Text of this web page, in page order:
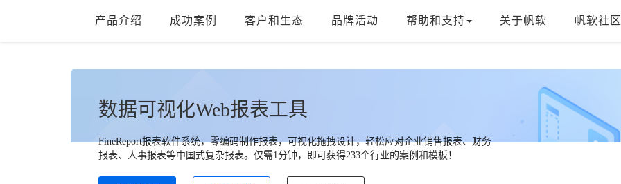
产品介绍 成功案例 客户和生态 品牌活动 帮助和支持 关于帆软 帆软社区
数据可视化Web报表工具
FineReport报表软件系统，零编码制作报表，可视化拖拽设计，轻松应对企业销售报表、财务
报表、人事报表等中国式复杂报表。仅需1分钟，即可获得233个行业的案例和模板！